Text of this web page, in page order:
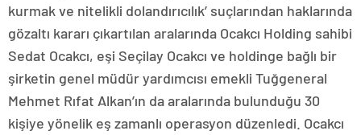
kurmak ve nitelikli dolandırıcılık’ suçlarından haklarında
gözaltı kararı çıkartılan aralarında Ocakcı Holding sahibi
Sedat Ocakcı, eşi Seçilay Ocakcı ve holdinge bağlı bir
şirketin genel müdür yardımcısı emekli Tuğgeneral
Mehmet Rıfat Alkan’ın da aralarında bulunduğu 30
kişiye yönelik eş zamanlı operasyon düzenledi. Ocakcı